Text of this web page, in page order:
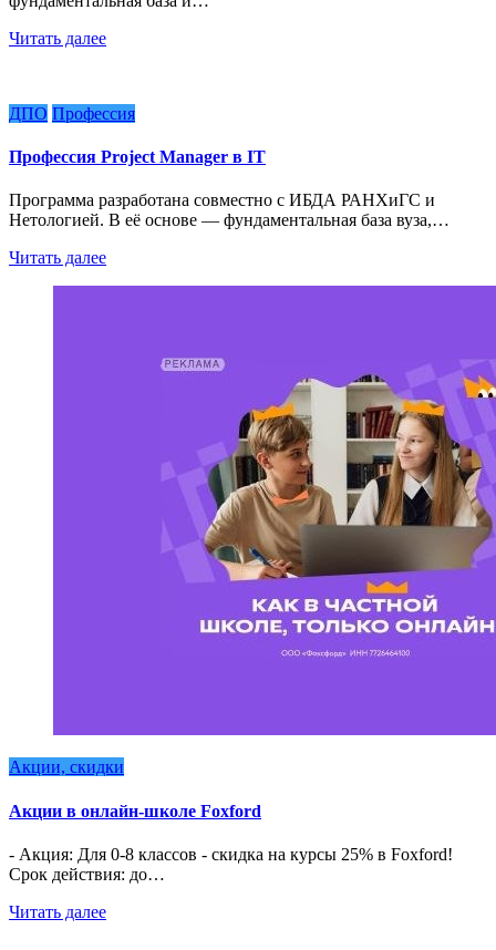
Читать далее
ДПО Профессия
Профессия Project Manager в IT
Программа разработана совместно с ИБДА РАНХиГС и
Нетологией. В её основе — фундаментальная база вуза,…
Читать далее
Акции, скидки
Акции в онлайн-школе Foxford
- Акция: Для 0-8 классов - скидка на курсы 25% в Foxford!
Срок действия: до…
Читать далее